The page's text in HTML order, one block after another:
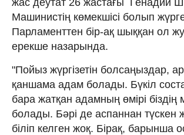
Машинистің көмекшісі болып
Парламенттен бір-ақ шыққан ол
ерекше назарында.
"Пойыз жүргізетін болсаңыздар,
қаншама адам болады. Бүкіл
бара жатқан адамның өмірі
болады. Бәрі де аспаннан түскен
біліп келген жоқ. Бірақ, барынша